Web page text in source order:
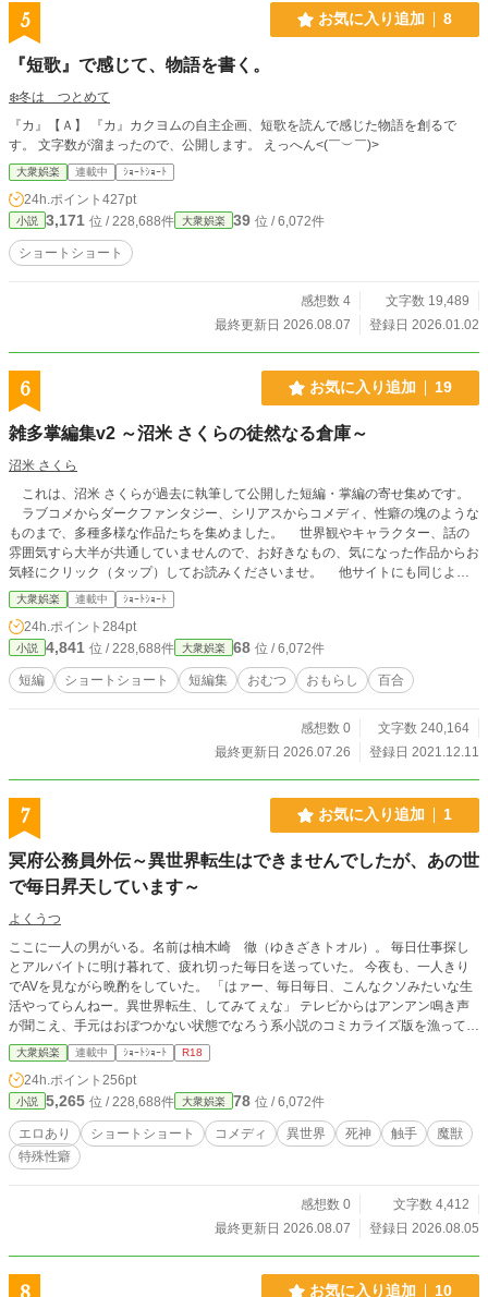
5 お気に入り追加 8
『短歌』で感じて、物語を書く。
❄️冬は つとめて
『カ』【Ａ】 『カ』カクヨムの自主企画、短歌を読んで感じた物語を創るで
す。 文字数が溜まったので、公開します。 えっへん<⁠(⁠￣⁠︶⁠￣⁠)⁠>
大衆娯楽 連載中 ｼｮｰﾄｼｮｰﾄ
24h.ポイント 427pt
小説 3,171 位 / 228,688件 大衆娯楽 39 位 / 6,072件
ショートショート
感想数 4
文字数 19,489
最終更新日 2026.08.07
登録日 2026.01.02
6 お気に入り追加 19
雑多掌編集v2 ～沼米 さくらの徒然なる倉庫～
沼米 さくら
これは、沼米 さくらが過去に執筆して公開した短編・掌編の寄せ集めです。
ラブコメからダークファンタジー、シリアスからコメディ、性癖の塊のような
ものまで、多種多様な作品たちを集めました。 世界観やキャラクター、話の
雰囲気すら大半が共通していませんので、お好きなもの、気になった作品からお
気軽にクリック（タップ）してお読みくださいませ。 他サイトにも同じよう
な短編集があります。また、各作品はpixivや小説家になろうなどで単独公開し
てます。 掲載順は公開時期順としました。2019年公開の旧作品から最新作ま
で基本全部網羅しました。
大衆娯楽 連載中 ｼｮｰﾄｼｮｰﾄ
24h.ポイント 284pt
小説 4,841 位 / 228,688件 大衆娯楽 68 位 / 6,072件
短編 ショートショート 短編集 おむつ おもらし 百合
感想数 0
文字数 240,164
最終更新日 2026.07.26
登録日 2021.12.11
7 お気に入り追加 1
冥府公務員外伝～異世界転生はできませんでしたが、あの世
で毎日昇天しています～
よくうつ
ここに一人の男がいる。名前は柚木崎 徹（ゆきざきトオル）。 毎日仕事探し
とアルバイトに明け暮れて、疲れ切った毎日を送っていた。 今夜も、一人きり
でAVを見ながら晩酌をしていた。 「はァー、毎日毎日、こんなクソみたいな生
活やってらんねー。異世界転生、してみてぇな」 テレビからはアンアン鳴き声
が聞こえ、手元はおぼつかない状態でなろう系小説のコミカライズ版を漁ってい
た。 「お言葉ですがね、アンタ、」 窓から一人の人間が入ってきて、言う。そ
いつは真っ白な肌に黒のボブカット、黒いスーツで歩くピクトグラムのような様
子だった。 「もう死んでますよ」 「え？」 そいつは徹の足元を指さした。 そこ
には、徹が転がっていた。 「え、え、えええええええ？！」 「だから、死んだ
んだって。僕は東ショウコ（ひがしショウコ）、死神、もとい、あの世の公務員
をやってます」 東と名乗る歩くピクトグラムは、徹の首元を触り、「ほら、触
ってごらん。もう脈がないから」などと言う。 一人の死から始まるあの世での
大衆娯楽 連載中 ｼｮｰﾄｼｮｰﾄ R18
24h.ポイント 256pt
小説 5,265 位 / 228,688件 大衆娯楽 78 位 / 6,072件
エロあり ショートショート コメディ 異世界 死神 触手
魔獣
特殊性癖
感想数 0
文字数 4,412
最終更新日 2026.08.07
登録日 2026.08.05
8 お気に入り追加 10